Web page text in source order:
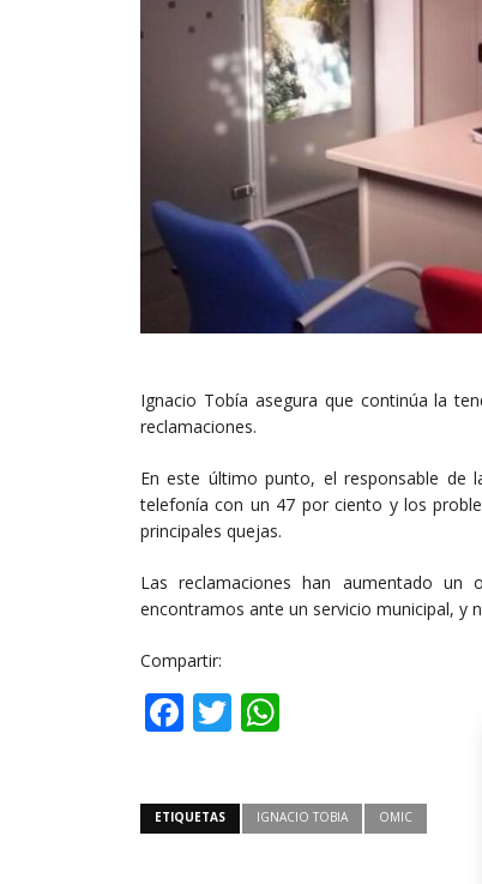
Ignacio Tobía asegura que continúa la
reclamaciones.
En este último punto, el responsable de
telefonía con un 47 por ciento y los
principales quejas.
Las reclamaciones han aumentado
encontramos ante un servicio municipal, y
Compartir:
Facebook
Twitter
ETIQUETAS IGNACIO TOBIA OMIC